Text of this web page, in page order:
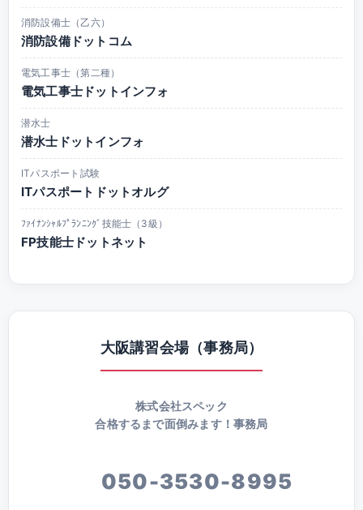
消防設備士（乙六）
消防設備ドットコム
電気工事士（第二種）
電気工事士ドットインフォ
潜水士
潜水士ドットインフォ
ITパスポート試験
ITパスポートドットオルグ
ﾌｧｲﾅﾝｼｬﾙﾌﾟﾗﾝﾆﾝｸﾞ技能士（3級）
FP技能士ドットネット
大阪講習会場（事務局）
株式会社スペック
合格するまで面倒みます！事務局
050-3530-8995